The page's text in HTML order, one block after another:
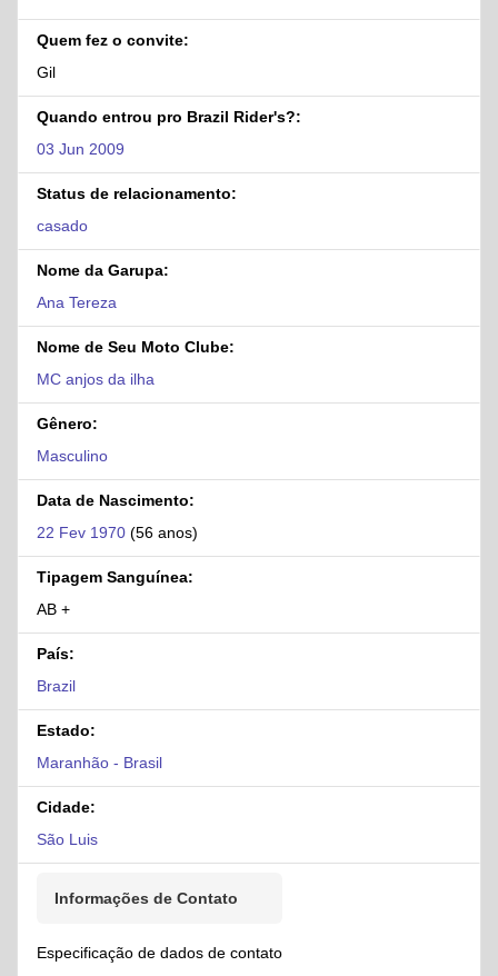
Quem fez o convite:
Gil
Quando entrou pro Brazil Rider's?:
03 Jun 2009
Status de relacionamento:
casado
Nome da Garupa:
Ana Tereza
Nome de Seu Moto Clube:
MC anjos da ilha
Gênero:
Masculino
Data de Nascimento:
22 Fev 1970 (56 anos)
Tipagem Sanguínea:
AB +
País:
Brazil
Estado:
Maranhão - Brasil
Cidade:
São Luis
Informações de Contato
Especificação de dados de contato